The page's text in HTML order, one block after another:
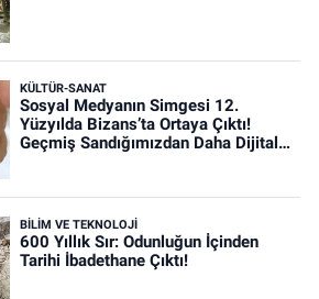
KÜLTÜR-SANAT
Sosyal Medyanın Simgesi 12.
Yüzyılda Bizans’ta Ortaya Çıktı!
Geçmiş Sandığımızdan Daha Dijital
BİLİM VE TEKNOLOJİ
600 Yıllık Sır: Odunluğun İçinden
Tarihi İbadethane Çıktı!